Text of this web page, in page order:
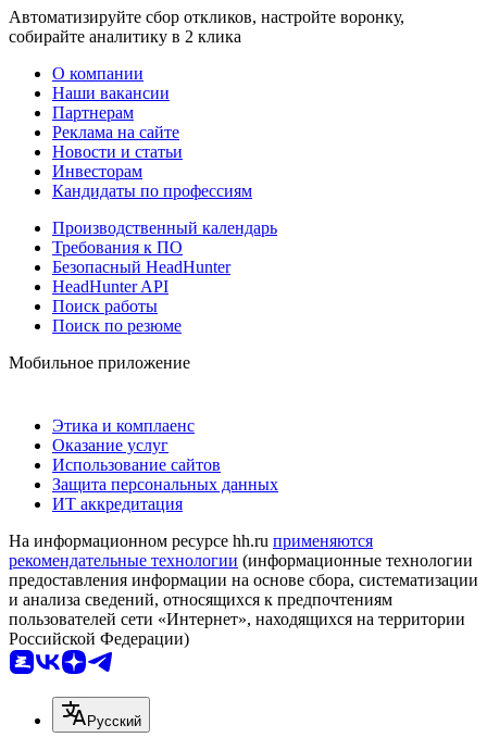
Автоматизируйте сбор откликов, настройте воронку,
собирайте аналитику в 2 клика
О компании
Наши вакансии
Партнерам
Реклама на сайте
Новости и статьи
Инвесторам
Кандидаты по профессиям
Производственный календарь
Требования к ПО
Безопасный HeadHunter
HeadHunter API
Поиск работы
Поиск по резюме
Мобильное приложение
Этика и комплаенс
Оказание услуг
Использование сайтов
Защита персональных данных
ИТ аккредитация
На информационном ресурсе hh.ru применяются
рекомендательные технологии (информационные технологии
предоставления информации на основе сбора, систематизации
и анализа сведений, относящихся к предпочтениям
пользователей сети «Интернет», находящихся на территории
Российской Федерации)
Русский